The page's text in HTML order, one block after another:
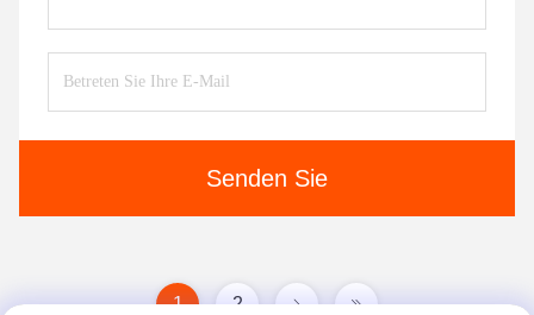
Senden Sie
1 2